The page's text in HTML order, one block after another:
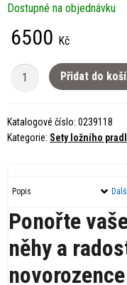
6500 Kč
Dostupné na objednávku
Set
novorozeně
BiBaby
množství
Přidat do
Katalogové číslo: 0239118
Kategorie: Sety ložního
Popis
Ponořte
něhy a